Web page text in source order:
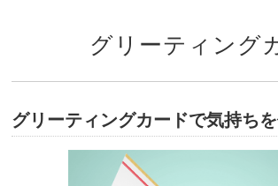
グリーティング
グリーティングカードで気持ちを